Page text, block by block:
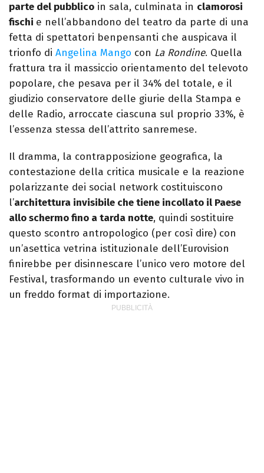
parte del pubblico in sala, culminata in clamorosi
fischi e nell’abbandono del teatro da parte di una
fetta di spettatori benpensanti che auspicava il
trionfo di Angelina Mango con La Rondine. Quella
frattura tra il massiccio orientamento del televoto
popolare, che pesava per il 34% del totale, e il
giudizio conservatore delle giurie della Stampa e
delle Radio, arroccate ciascuna sul proprio 33%, è
l’essenza stessa dell’attrito sanremese.
Il dramma, la contrapposizione geografica, la
contestazione della critica musicale e la reazione
polarizzante dei social network costituiscono
l’architettura invisibile che tiene incollato il Paese
allo schermo fino a tarda notte, quindi sostituire
questo scontro antropologico (per così dire) con
un’asettica vetrina istituzionale dell’Eurovision
finirebbe per disinnescare l’unico vero motore del
Festival, trasformando un evento culturale vivo in
un freddo format di importazione.